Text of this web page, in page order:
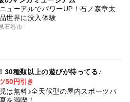
ューアルでパワーUP！石ノ森章太
世界に没入体験
石巻市
30種類以上の遊びが待ってる♪
50円引き
は無料♪全天候型の屋内スポーツパ
を満喫！